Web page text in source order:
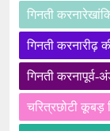
गिनती
गिनती करनारीढ़
गिनती करनापूर्व-
चरित्रछोटी कूबड़